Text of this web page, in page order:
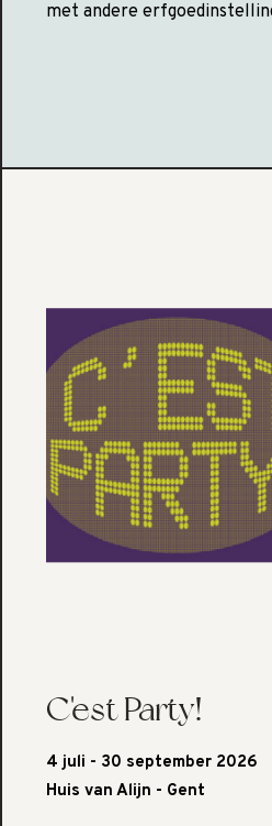
met andere
C'est Party!
4 juli - 30 september 2026
Huis van Alijn - Gent